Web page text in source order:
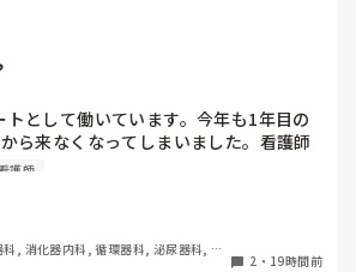
として働いています。今年も1年目の
ら来なくなってしまいました。看護師
、指導の場面で「そこまで強く言わなく
ために、厳しく伝えなければならない
解しています。ただ、内容よりも言い方
護師
, 消化器内科, 循環器科, 泌尿器科, 病
2 ・ 19時間前